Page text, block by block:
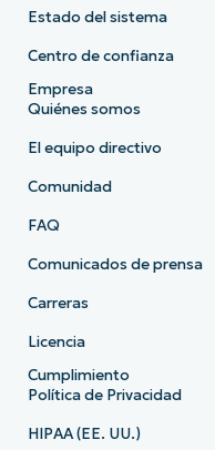
Estado del sistema
Centro de confianza
Empresa
Quiénes somos
El equipo directivo
Comunidad
FAQ
Comunicados de prensa
Carreras
Licencia
Cumplimiento
Política de Privacidad
HIPAA (EE. UU.)